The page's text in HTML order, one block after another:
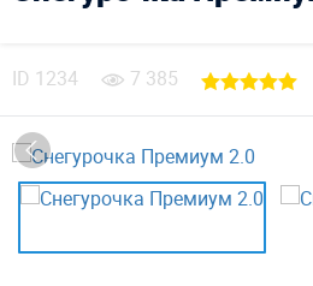
ID 1234 7 385